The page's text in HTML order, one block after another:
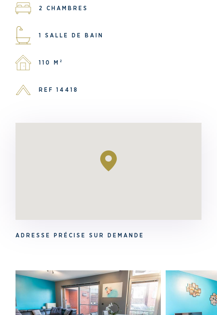
2 CHAMBRES
1 SALLE DE BAIN
110 M²
REF 14418
ADRESSE PRÉCISE SUR DEMANDE